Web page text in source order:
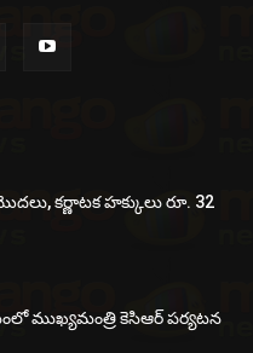
కర్ణాటక హక్కులు రూ. 32
ముఖ్యమంత్రి కెసిఆర్ పర్యటన